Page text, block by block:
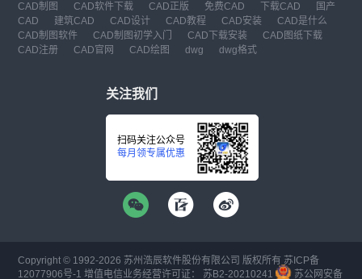
CAD制图 CAD软件下载 CAD正版 免费CAD 下载CAD
国产
CAD
建筑CAD CAD设计 CAD教程 CAD安装
CAD是什么
CAD制图软件
CAD制图初学入门 CAD下载安装
CAD图纸下载
CAD注册
CAD官网 CAD绘图 dwg dwg格式
关注我们
扫码关注公众号
每月领专属优惠
Copyright © 1992-2026 苏州浩辰软件股份有限公司 版权所有 苏ICP备
12077906号-1 增值电信业务经营许可证： 苏B2-20210241 苏公网安备